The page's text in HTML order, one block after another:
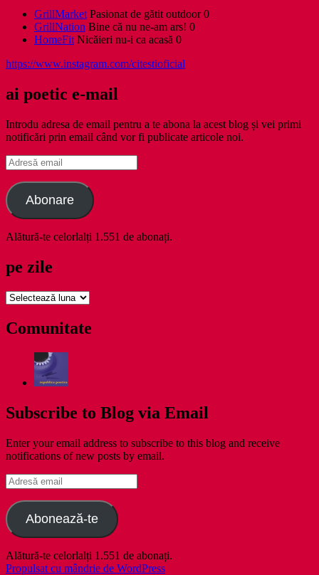
GrillMarketPasionat de gătit outdoor 0
GrillNation Bine că nu ne-am ars! 0
HomeFitNicăieri nu-i ca acasă 0
https://www.instagram.com/citestioficial
ai poetic e-mail
Introdu adresa de email pentru a te abona la acest blog și vei primi
notificări prin email când vor fi publicate articole noi.
Adresă
email
Abonare
Alătură-te celorlalți 1.551 de abonați.
pe zile
pe
Comunitate
Subscribe to Blog via Email
Enter your email address to subscribe to this blog and receive
notifications of new posts by email.
Adresă
email
Abonează-te
Alătură-te celorlalți 1.551 de abonați.
Propulsat cu mândrie de WordPress